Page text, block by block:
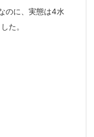
のに、実態は4水
た。